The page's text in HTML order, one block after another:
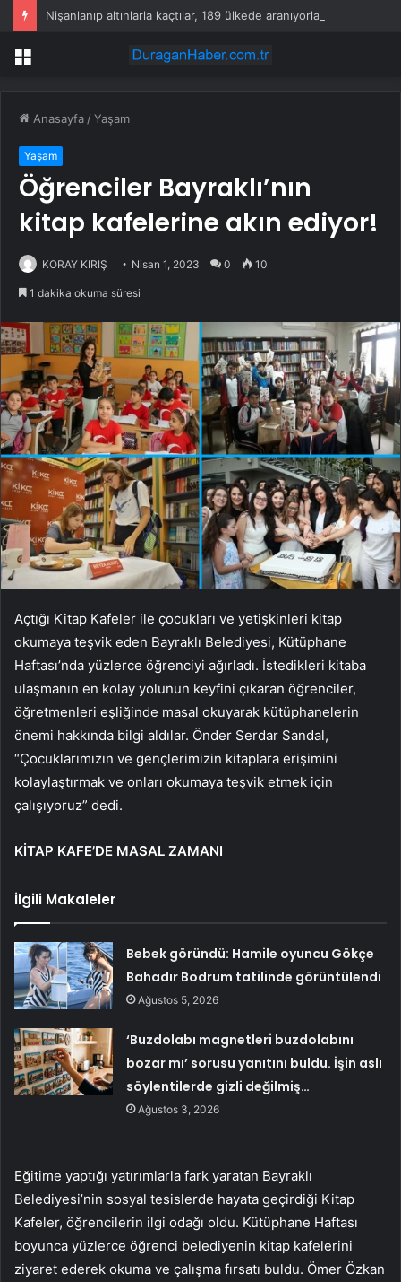
Nişanlanıp altınlarla kaçtılar, 189 ülkede aranıyorlar
Menü
Anasayfa /Yaşam
Yaşam
Öğrenciler Bayraklı’nın
kitap kafelerine akın ediyor!
KORAY KIRIŞ Nisan 1, 2023 0 10
1 dakika okuma süresi
Açtığı Kitap Kafeler ile çocukları ve yetişkinleri kitap
okumaya teşvik eden Bayraklı Belediyesi, Kütüphane
Haftası’nda yüzlerce öğrenciyi ağırladı. İstedikleri kitaba
ulaşmanın en kolay yolunun keyfini çıkaran öğrenciler,
öğretmenleri eşliğinde masal okuyarak kütüphanelerin
önemi hakkında bilgi aldılar. Önder Serdar Sandal,
“Çocuklarımızın ve gençlerimizin kitaplara erişimini
kolaylaştırmak ve onları okumaya teşvik etmek için
çalışıyoruz” dedi.
KİTAP KAFE’DE MASAL ZAMANI
İlgili Makaleler
Bebek göründü: Hamile oyuncu Gökçe
Bahadır Bodrum tatilinde görüntülendi
Ağustos 5, 2026
‘Buzdolabı magnetleri buzdolabını
bozar mı’ sorusu yanıtını buldu. İşin aslı
söylentilerde gizli değilmiş…
Ağustos 3, 2026
Eğitime yaptığı yatırımlarla fark yaratan Bayraklı
Belediyesi’nin sosyal tesislerde hayata geçirdiği Kitap
Kafeler, öğrencilerin ilgi odağı oldu. Kütüphane Haftası
boyunca yüzlerce öğrenci belediyenin kitap kafelerini
ziyaret ederek okuma ve çalışma fırsatı buldu. Ömer Özkan